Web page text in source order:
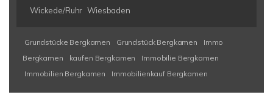
Wickede/Ruhr Wiesbaden
Grundstücke Bergkamen Grundstück Bergkamen
Immo
Bergkamen
kaufen Bergkamen
Immobilie Bergkamen
Immobilien Bergkamen
Immobilienkauf Bergkamen